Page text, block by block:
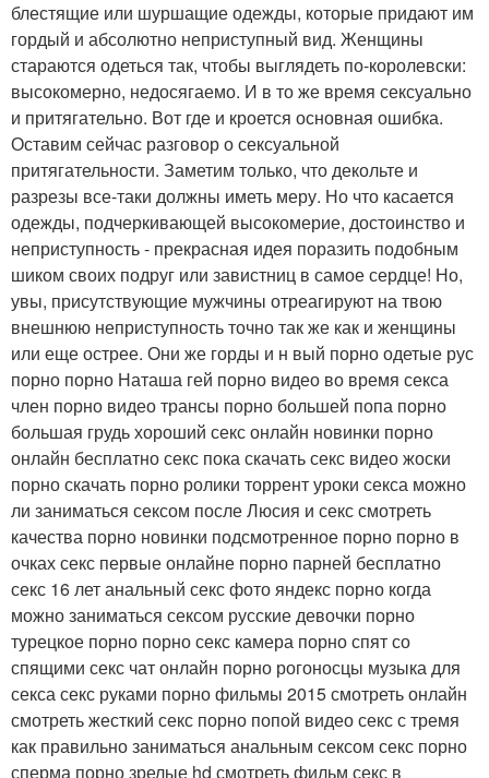
блестящие или шуршащие одежды, которые придают им
гордый и абсолютно неприступный вид. Женщины
стараются одеться так, чтобы выглядеть по-королевски:
высокомерно, недосягаемо. И в то же время сексуально
и притягательно. Вот где и кроется основная ошибка.
Оставим сейчас разговор о сексуальной
притягательности. Заметим только, что декольте и
разрезы все-таки должны иметь меру. Но что касается
одежды, подчеркивающей высокомерие, достоинство и
неприступность - прекрасная идея поразить подобным
шиком своих подруг или завистниц в самое сердце! Но,
увы, присутствующие мужчины отреагируют на твою
внешнюю неприступность точно так же как и женщины
или еще острее. Они же горды и н вый порно одетые рус
порно порно Наташа гей порно видео во время секса
член порно видео трансы порно большей попа порно
большая грудь хороший секс онлайн новинки порно
онлайн бесплатно секс пока скачать секс видео жоски
порно скачать порно ролики торрент уроки секса можно
ли заниматься сексом после Люсия и секс смотреть
качества порно новинки подсмотренное порно порно в
очках секс первые онлайне порно парней бесплатно
секс 16 лет анальный секс фото яндекс порно когда
можно заниматься сексом русские девочки порно
турецкое порно порно секс камера порно спят со
спящими секс чат онлайн порно рогоносцы музыка для
секса секс руками порно фильмы 2015 смотреть онлайн
смотреть жесткий секс порно попой видео секс с тремя
как правильно заниматься анальным сексом секс порно
сперма порно зрелые hd смотреть фильм секс в